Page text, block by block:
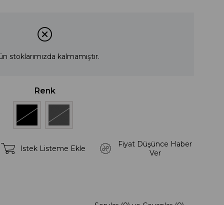
stoklarımızda kalmamıştır.
Renk
İstek Listeme Ekle
Fiyat Düşünce Haber
Ver